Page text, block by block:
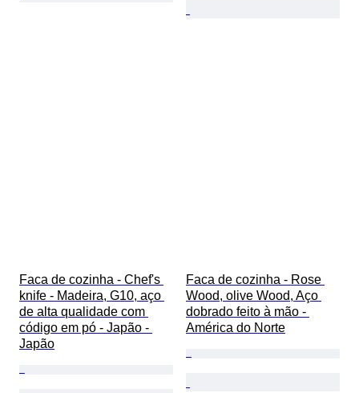
Faca de cozinha - Chef's
knife - Madeira, G10, aço
de alta qualidade com
código em pó - Japão -
Japão
Faca de cozinha - Rose
Wood, olive Wood, Aço
dobrado feito à mão -
América do Norte